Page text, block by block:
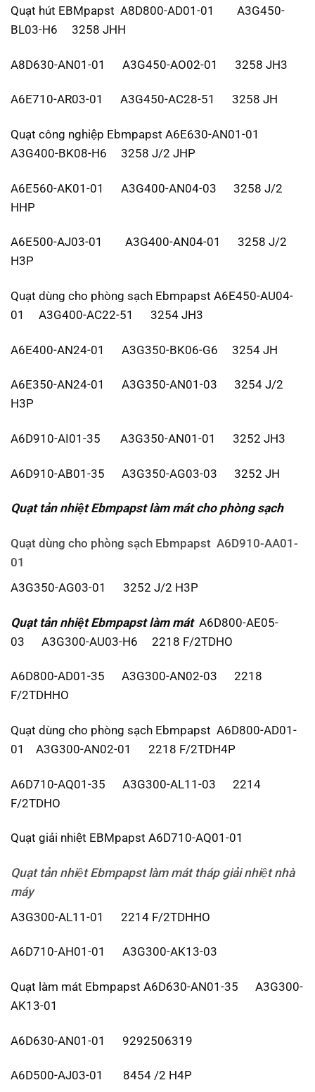
Quạt hút EBMpapst A8D800-AD01-01 A3G450-
BL03-H6 3258 JHH
A8D630-AN01-01 A3G450-AO02-01 3258 JH3
A6E710-AR03-01 A3G450-AC28-51 3258 JH
Quạt công nghiệp Ebmpapst A6E630-AN01-01
A3G400-BK08-H6 3258 J/2 JHP
A6E560-AK01-01 A3G400-AN04-03 3258 J/2
HHP
A6E500-AJ03-01 A3G400-AN04-01 3258 J/2
H3P
Quạt dùng cho phòng sạch Ebmpapst A6E450-AU04-
01 A3G400-AC22-51 3254 JH3
A6E400-AN24-01 A3G350-BK06-G6 3254 JH
A6E350-AN24-01 A3G350-AN01-03 3254 J/2
H3P
A6D910-AI01-35 A3G350-AN01-01 3252 JH3
A6D910-AB01-35 A3G350-AG03-03 3252 JH
Quạt tản nhiệt Ebmpapstlàm mát cho phòng sạch
Quạt dùng cho phòng sạch Ebmpapst A6D910-AA01-
01
A3G350-AG03-01 3252 J/2 H3P
Quạt tản nhiệt Ebmpapstlàm mát A6D800-AE05-
03 A3G300-AU03-H6 2218 F/2TDHO
A6D800-AD01-35 A3G300-AN02-03 2218
F/2TDHHO
Quạt dùng cho phòng sạch Ebmpapst A6D800-AD01-
01 A3G300-AN02-01 2218 F/2TDH4P
A6D710-AQ01-35 A3G300-AL11-03 2214
F/2TDHO
Quạt giải nhiệt EBMpapst A6D710-AQ01-01
Quạt tản nhiệt Ebmpapstlàm mát tháp giải nhiệt nhà
máy
A3G300-AL11-01 2214 F/2TDHHO
A6D710-AH01-01 A3G300-AK13-03
Quạt làm mát Ebmpapst A6D630-AN01-35 A3G300-
AK13-01
A6D630-AN01-01 9292506319
A6D500-AJ03-01 8454 /2 H4P